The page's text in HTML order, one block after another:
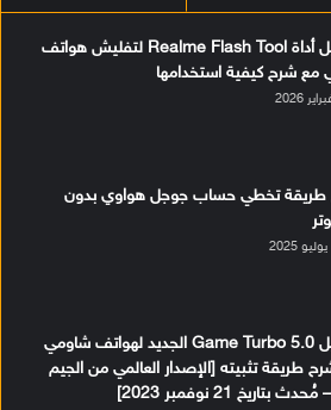
تحميل أداة Realme Flash Tool لتفليش هواتف
مع شرح كيفية استخدامها
طريقة تخطي حساب جوجل هواوي بدون
تحميل Game Turbo 5.0 الجديد لهواتف شاومي
طريقة تثبيته [الإصدار العالمي من الجيم
بتاريخ 21 نوفمبر 2023]